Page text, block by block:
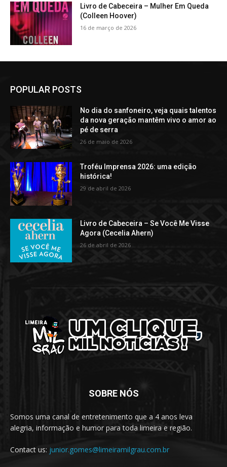
Livro de Cabeceira – Mulher Em Queda
(Colleen Hoover)
16 de março de 2026
POPULAR POSTS
No dia do sanfoneiro, veja quais talentos
da nova geração mantêm vivo o amor ao
pé de serra
26 de maio de 2026
Troféu Imprensa 2026: uma edição
histórica!
29 de abril de 2026
Livro de Cabeceira – Se Você Me Visse
Agora (Cecelia Ahern)
26 de abril de 2026
SOBRE NÓS
Somos uma canal de entretenimento que a 4 anos leva
alegria, informação e humor para toda limeira e região.
Contact us: junior.gomes@limeiramilgrau.com.br